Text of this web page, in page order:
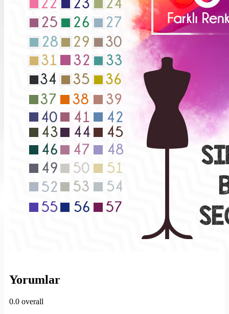
Yorumlar
0.0 overall